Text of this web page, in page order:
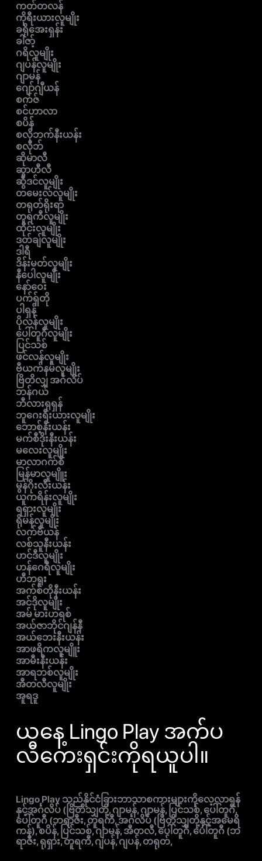
ကတ်တလန်
ကိုရီးယားလူမျိုး
ခရိုအေးရှန်း
ခါဇာ့်
ဂရိလူမျိုး
ဂျပန်လူမျိုး
ဂျာမန်
ဂျော်ဂျီယန်
စက်ဇ်
စင်ဟာလာ
စပိန်
စလိုဘက်နီးယန်း
စလိုဘ်
ဆိုမာလီ
ဆွာဟီလီ
ဆွီဒင်လူမျိုး
တမေးလ်လူမျိုး
တရုတ်ရိုးရာ
တူရကီလူမျိုး
ထိုင်းလူမျိုး
ဒတ်ချ်လူမျိုး
ဒါရီ
ဒိန်းမတ်လူမျိုး
နီပေါလူမျိုး
နော်ဝေး
ပက်ရှ်တို
ပါရှန်
ပိုလန်လူမျိုး
ပေါ်တူဂီလူမျိုး
ပြင်သစ်
ဖင်လန်လူမျိုး
ဗီယက်နမ်လူမျိုး
ဗြိတိလျှ အင်္ဂလိပ်
ဘန်ဂယ်
ဘီလားရုရှန်
ဘူဂေးရီးယားလူမျိုး
ဘောစ့်နီးယန်း
မက်စီဒိုးနီးယန်း
မလေးလူမျိုး
မာလာဂက်စီ
မြန်မာလူမျိူး
မွန်ဂိုးလီးယန်း
ယူကရိန်းလူမျိုး
ရရှားလူမျိုး
ရိုမန်လူမျိုး
လက်ဗီယန်
လစ်သူနီးယန်း
ဟင်ဒီလူမျိုး
ဟန်ဂေရီလူမျိုး
ဟီဘရူး
အက်စ်တိုနီးယန်း
အင်ဒိုလူမျိုး
အမ် မားဟရစ်
အယ်ဇာဘိုင်ဂျန်နီ
အယ်ဘေးနီးယန်း
အာဖရိကလူမျိူး
အာမီးနီးယန်း
အာရဘစ်လူမျိုး
အီတလီလူမျိုး
အူရဒူ
ယနေ့ Lingo Play အက်ပ
လီကေးရှင်းကိုရယူပါ။
Lingo Play သည်နိုင်ငံခြားဘာသာစကားများကိုလေ့လာရန်
နှင့်အင်္ဂလိပ် (ဗြိတိသျှတို့, ဂျာမန်, ဂျာမန်, ပြင်သစ်, ပေါ်တူဂီ,
ပေါ်တူဂီ (ဘရာဇီး, တူရကီ, အင်္ဂလိပ် (ဗြိတိသျှတို့နှင့်အမေရိ
ကန်), စပိန်, ပြင်သစ်, ဂျာမန်, အီတလီ, ပေါ်တူဂီ, ပေါ်တူဂီ (ဘ
ရာဇီး, ရုရှား, တူရကီ, ဂျပန်, ဂျပန်, တရုတ်,